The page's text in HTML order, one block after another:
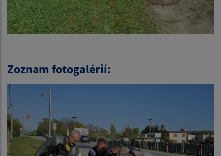
Zoznam fotogalérií: